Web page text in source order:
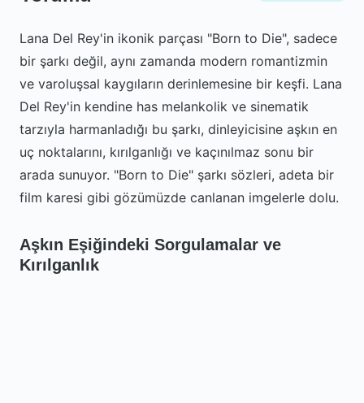
Lana Del Rey'in ikonik parçası "Born to Die", sadece
bir şarkı değil, aynı zamanda modern romantizmin
ve varoluşsal kaygıların derinlemesine bir keşfi. Lana
Del Rey'in kendine has melankolik ve sinematik
tarzıyla harmanladığı bu şarkı, dinleyicisine aşkın en
uç noktalarını, kırılganlığı ve kaçınılmaz sonu bir
arada sunuyor. "Born to Die" şarkı sözleri, adeta bir
film karesi gibi gözümüzde canlanan imgelerle dolu.
Aşkın Eşiğindeki Sorgulamalar ve
Kırılganlık